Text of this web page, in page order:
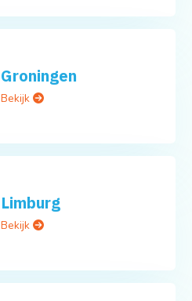
Groningen
Bekijk
Limburg
Bekijk